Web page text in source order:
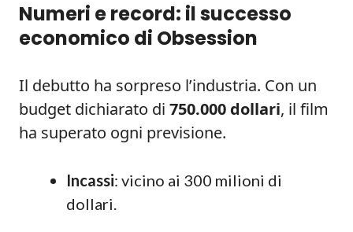
Numeri e record: il successo
economico di Obsession
Il debutto ha sorpreso l’industria. Con un
budget dichiarato di 750.000 dollari, il film
ha superato ogni previsione.
Incassi: vicino ai 300 milioni di
dollari.